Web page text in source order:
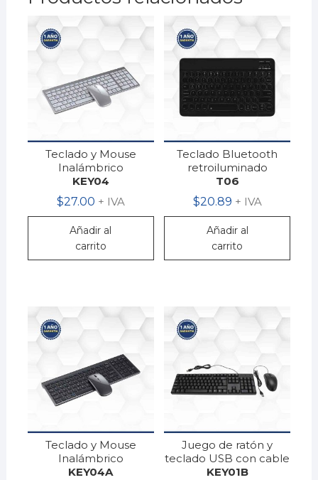
Teclado y Mouse
Inalámbrico
KEY04
$27.00 + IVA
Añadir al
carrito
Teclado Bluetooth
retroiluminado
T06
$20.89 + IVA
Añadir al
carrito
Teclado y Mouse
Inalámbrico
KEY04A
Juego de ratón y
teclado USB con cable
KEY01B